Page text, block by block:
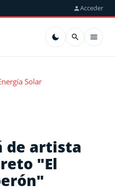
Acceder
de artista
"El